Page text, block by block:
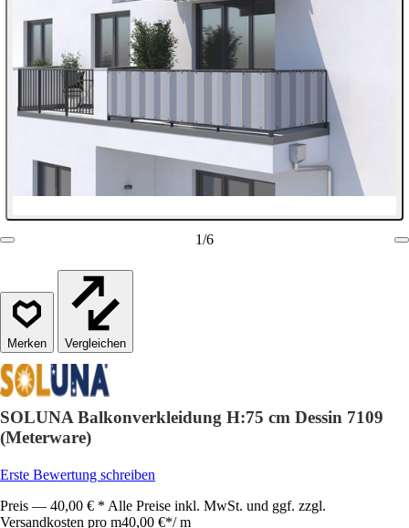
1/6
Vergleichen
SOLUNA Balkonverkleidung H:75 cm Dessin 7109
(Meterware)
Erste Bewertung schreiben
Preis — 40,00 € * Alle Preise inkl. MwSt. und ggf. zzgl.
Versandkosten pro m40,00 €*/ m